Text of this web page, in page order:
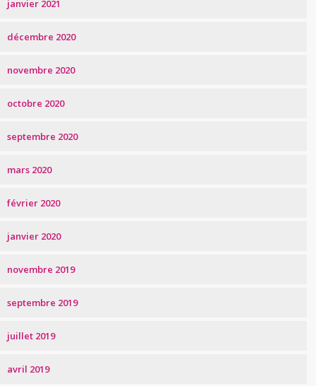
janvier 2021
décembre 2020
novembre 2020
octobre 2020
septembre 2020
mars 2020
février 2020
janvier 2020
novembre 2019
septembre 2019
juillet 2019
avril 2019